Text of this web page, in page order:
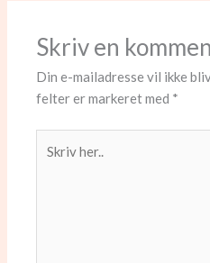
Skriv en
Din e-mailadresse vil ikke
felter er markeret med *
her..